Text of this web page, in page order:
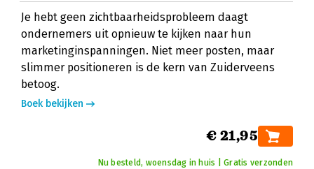
Je hebt geen zichtbaarheidsprobleem daagt
ondernemers uit opnieuw te kijken naar hun
marketinginspanningen. Niet meer posten, maar
slimmer positioneren is de kern van Zuiderveens
betoog.
Boek bekijken
€ 21,95
Nu besteld, woensdag in huis | Gratis verzonden